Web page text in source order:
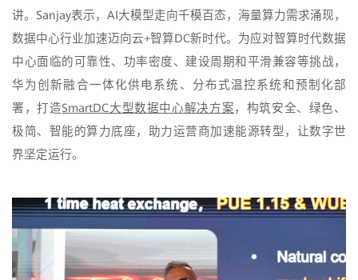
讲。Sanjay表示，AI大模型走向千模百态，海量算力需求涌现，
数据中心行业加速迈向云+智算DC新时代。为应对智算时代数据
中心面临的可靠性、功率密度、建设周期和平滑兼容等挑战，
华为创新融合一体化供电系统、分布式温控系统和预制化部
署，打造SmartDC大型数据中心解决方案，构筑安全、绿色、
极简、智能的算力底座，助力运营商加速能源转型，让数字世
界坚定运行。